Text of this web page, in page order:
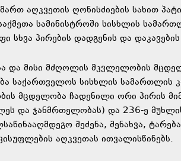
აღკვეთის ღონისძიების სახით
სამინისტროში სისხლის
სხვა პირების დადგენის და
და მისი მძღოლის მკვლელობის
საქართველოს სისხლის სამართლის
მცდელობა ჩადენილი ორი პირის
და ჯანმრთელობას) და 236-ე
შეძენა, შენახვა,
აღკვეთას ითვალისწინებს.